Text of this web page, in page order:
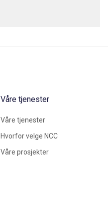
Våre tjenester
Våre tjenester
Hvorfor velge NCC
Våre prosjekter